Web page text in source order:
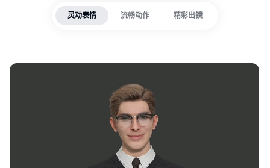
灵动表情 流畅动作 精彩出镜